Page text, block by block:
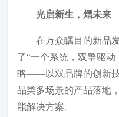
光启新生，熠未来
在万众瞩目的新品
了“一个系统，双擎驱
略——以双品牌的创新
品类多场景的产品落地
能解决方案。